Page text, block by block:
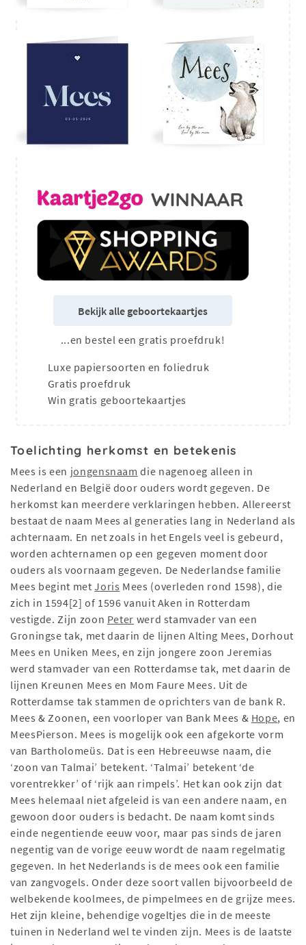
Bekijk alle geboortekaartjes
...en bestel een gratis proefdruk!
Luxe papiersoorten en foliedruk
Gratis proefdruk
Win gratis geboortekaartjes
Toelichting herkomst en betekenis
Mees is een jongensnaam die nagenoeg alleen in
Nederland en België door ouders wordt gegeven. De
herkomst kan meerdere verklaringen hebben. Allereerst
bestaat de naam Mees al generaties lang in Nederland als
achternaam. En net zoals in het Engels veel is gebeurd,
worden achternamen op een gegeven moment door
ouders als voornaam gegeven. De Nederlandse familie
Mees begint metJoris Mees (overleden rond 1598), die
zich in 1594[2] of 1596 vanuit Aken in Rotterdam
vestigde. Zijn zoon Peter werd stamvader van een
Groningse tak, met daarin de lijnen Alting Mees, Dorhout
Mees en Uniken Mees, en zijn jongere zoon Jeremias
werd stamvader van een Rotterdamse tak, met daarin de
lijnen Kreunen Mees en Mom Faure Mees. Uit de
Rotterdamse tak stammen de oprichters van de bank R.
Mees & Zoonen, een voorloper van Bank Mees & Hope, en
MeesPierson. Mees is mogelijk ook een afgekorte vorm
van Bartholomeüs. Dat is een Hebreeuwse naam, die
‘zoon van Talmai’ betekent. ‘Talmai’ betekent ‘de
vorentrekker’ of ‘rijk aan rimpels’. Het kan ook zijn dat
Mees helemaal niet afgeleid is van een andere naam, en
gewoon door ouders is bedacht. De naam komt sinds
einde negentiende eeuw voor, maar pas sinds de jaren
negentig van de vorige eeuw wordt de naam regelmatig
gegeven. In het Nederlands is de mees ook een familie
van zangvogels. Onder deze soort vallen bijvoorbeeld de
welbekende koolmees, de pimpelmees en de grijze mees.
Het zijn kleine, behendige vogeltjes die in de meeste
tuinen in Nederland wel te vinden zijn. Mees is de laatste